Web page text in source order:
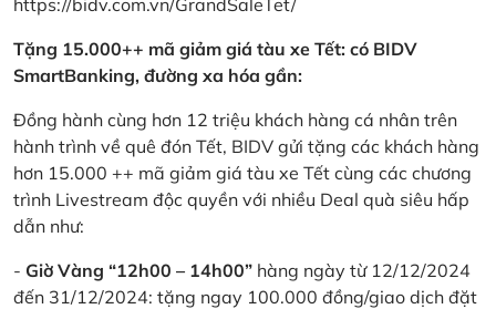
Tặng 15.000++ mã giảm giá tàu xe Tết: có BIDV
SmartBanking, đường xa hóa gần:
Đồng hành cùng hơn 12 triệu khách hàng cá nhân trên
hành trình về quê đón Tết, BIDV gửi tặng các khách hàng
hơn 15.000 ++ mã giảm giá tàu xe Tết cùng các chương
trình Livestream độc quyền với nhiều Deal quà siêu hấp
dẫn như:
- Giờ Vàng “12h00 – 14h00” hàng ngày từ 12/12/2024
đến 31/12/2024: tặng ngay 100.000 đồng/giao dịch đặt